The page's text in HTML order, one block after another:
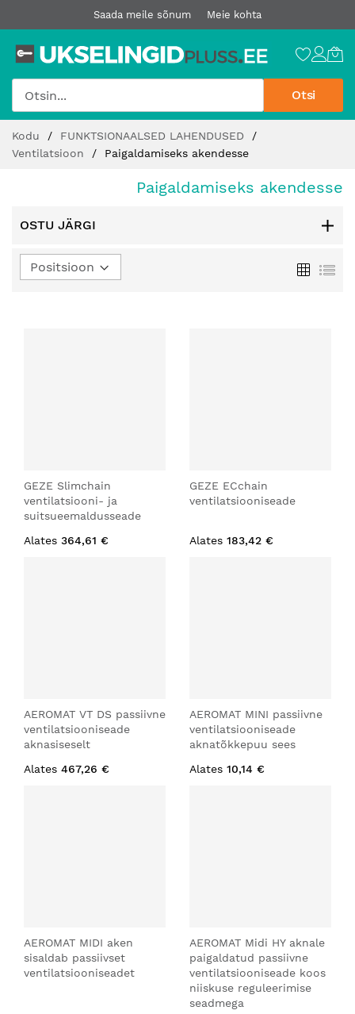
Saada meile sõnum Meie kohta
Otsi
sisu
juurde
Kodu
FUNKTSIONAALSED LAHENDUSED
Ventilatsioon
Paigaldamiseks akendesse
Paigaldamiseks akendesse
OSTU JÄRGI
GEZE Slimchain
ventilatsiooni- ja
suitsueemaldusseade
Alates 364,61 €
GEZE ECchain
ventilatsiooniseade
Alates 183,42 €
AEROMAT VT DS passiivne
ventilatsiooniseade
aknasiseselt
Alates 467,26 €
AEROMAT MINI passiivne
ventilatsiooniseade
aknatõkkepuu sees
Alates 10,14 €
AEROMAT MIDI aken
sisaldab passiivset
ventilatsiooniseadet
AEROMAT Midi HY aknale
paigaldatud passiivne
ventilatsiooniseade koos
niiskuse reguleerimise
seadmega